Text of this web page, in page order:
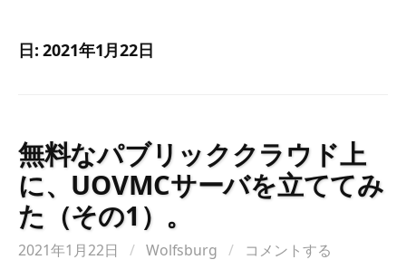
日:2021年1月22日
無料なパブリッククラウド上
に、UOVMCサーバを立ててみ
た（その1）。
2021年1月22日 / Wolfsburg / コメントする